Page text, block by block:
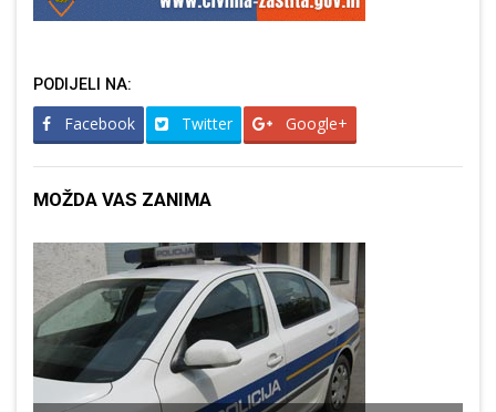
PODIJELI NA:
Facebook Twitter Google+
MOŽDA VAS ZANIMA